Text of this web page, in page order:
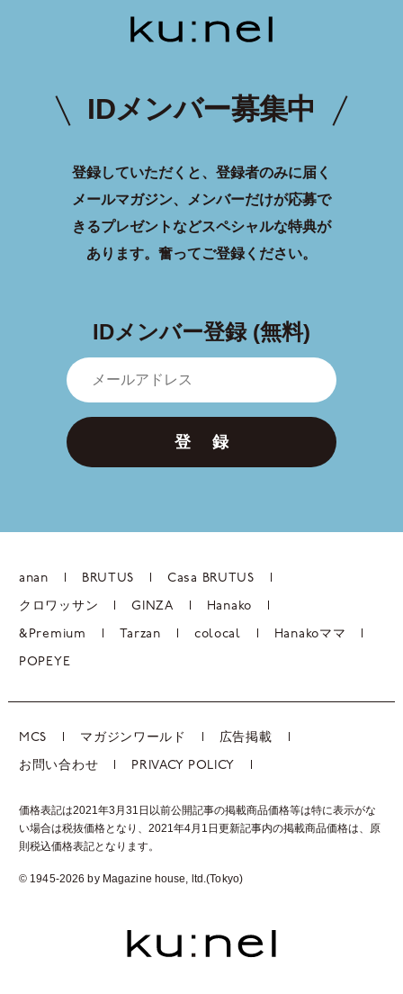
IDメンバー募集中
登録していただくと、登録者のみに届く
メールマガジン、メンバーだけが応募で
きるプレゼントなどスペシャルな特典が
あります。 奮ってご登録ください。
IDメンバー登録 (無料)
登 録
anan BRUTUS Casa BRUTUS
クロワッサン GINZA Hanako
&Premium Tarzan colocal Hanakoママ
POPEYE
MCS マガジンワールド 広告掲載
お問い合わせ PRIVACY POLICY
価格表記は2021年3月31日以前公開記事の掲載商品価格等は特に表示がな
い場合は税抜価格となり、2021年4月1日更新記事内の掲載商品価格は、 原
則税込価格表記となります。
© 1945-2026 by Magazine house, ltd.(Tokyo)